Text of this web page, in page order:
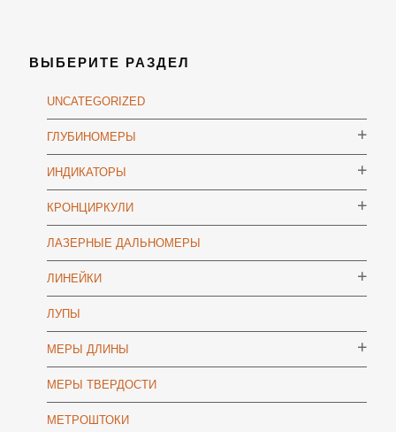
ВЫБЕРИТЕ РАЗДЕЛ
UNCATEGORIZED
ГЛУБИНОМЕРЫ
ИНДИКАТОРЫ
КРОНЦИРКУЛИ
ЛАЗЕРНЫЕ ДАЛЬНОМЕРЫ
ЛИНЕЙКИ
ЛУПЫ
МЕРЫ ДЛИНЫ
МЕРЫ ТВЕРДОСТИ
МЕТРОШТОКИ